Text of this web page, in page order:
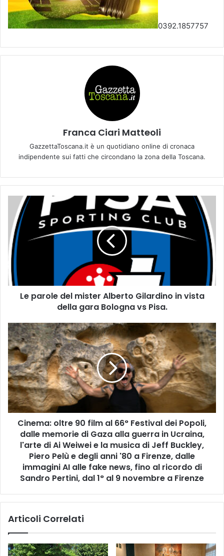
0392.1857757
Franca Ciari Matteoli
GazzettaToscana.it è un quotidiano online di cronaca
indipendente sui fatti che circondano la zona della Toscana.
a
r
o
e
d
i
s
t
e
r
A
l
b
e
r
d
o
i
Le parole del mister Alberto Gilardino in vista
della gara Bologna vs Pisa.
C
i
n
e
m
a
:
o
l
l
a
6
6
Cinema: oltre 90 film al 66° Festival dei Popoli,
dalle memorie di Gaza alla guerra in Ucraina,
l'arte di Ai Weiwei e la musica di Jeff Buckley,
Piero Pelù e degli anni '80 a Firenze, dalle
immagini AI alle fake news, fino al ricordo di
Sandro Pertini, dal 1° al 9 novembre a Firenze
Articoli Correlati